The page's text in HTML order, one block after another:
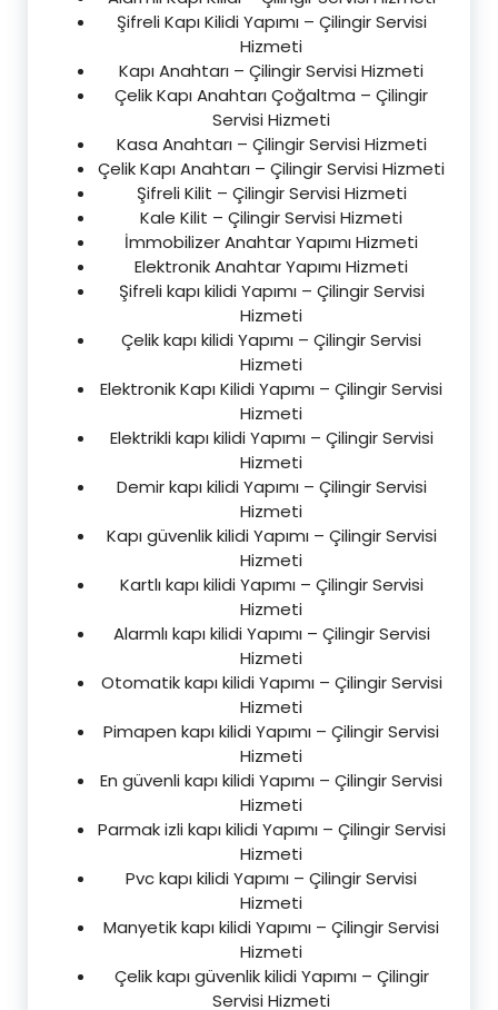
Şifreli Kapı Kilidi Yapımı – Çilingir Servisi
Hizmeti
Kapı Anahtarı – Çilingir Servisi Hizmeti
Çelik Kapı Anahtarı Çoğaltma – Çilingir
Servisi Hizmeti
Kasa Anahtarı – Çilingir Servisi Hizmeti
Çelik Kapı Anahtarı – Çilingir Servisi Hizmeti
Şifreli Kilit – Çilingir Servisi Hizmeti
Kale Kilit – Çilingir Servisi Hizmeti
İmmobilizer Anahtar Yapımı Hizmeti
Elektronik Anahtar Yapımı Hizmeti
Şifreli kapı kilidi Yapımı – Çilingir Servisi
Hizmeti
Çelik kapı kilidi Yapımı – Çilingir Servisi
Hizmeti
Elektronik Kapı Kilidi Yapımı – Çilingir Servisi
Hizmeti
Elektrikli kapı kilidi Yapımı – Çilingir Servisi
Hizmeti
Demir kapı kilidi Yapımı – Çilingir Servisi
Hizmeti
Kapı güvenlik kilidi Yapımı – Çilingir Servisi
Hizmeti
Kartlı kapı kilidi Yapımı – Çilingir Servisi
Hizmeti
Alarmlı kapı kilidi Yapımı – Çilingir Servisi
Hizmeti
Otomatik kapı kilidi Yapımı – Çilingir Servisi
Hizmeti
Pimapen kapı kilidi Yapımı – Çilingir Servisi
Hizmeti
En güvenli kapı kilidi Yapımı – Çilingir Servisi
Hizmeti
Parmak izli kapı kilidi Yapımı – Çilingir Servisi
Hizmeti
Pvc kapı kilidi Yapımı – Çilingir Servisi
Hizmeti
Manyetik kapı kilidi Yapımı – Çilingir Servisi
Hizmeti
Çelik kapı güvenlik kilidi Yapımı – Çilingir
Servisi Hizmeti